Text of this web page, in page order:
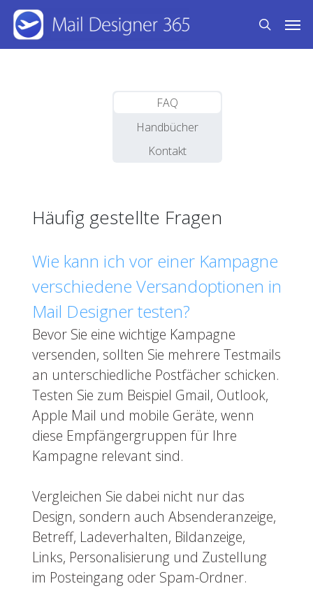
Skip
main
search
FAQ
Handbücher
Kontakt
Häufig gestellte Fragen
Wie kann ich vor einer Kampagne
verschiedene Versandoptionen in
Mail Designer testen?
Bevor Sie eine wichtige Kampagne
versenden, sollten Sie mehrere Testmails
an unterschiedliche Postfächer schicken.
Testen Sie zum Beispiel Gmail, Outlook,
Apple Mail und mobile Geräte, wenn
diese Empfängergruppen für Ihre
Kampagne relevant sind.
Vergleichen Sie dabei nicht nur das
Design, sondern auch Absenderanzeige,
Betreff, Ladeverhalten, Bildanzeige,
Links, Personalisierung und Zustellung
im Posteingang oder Spam-Ordner.